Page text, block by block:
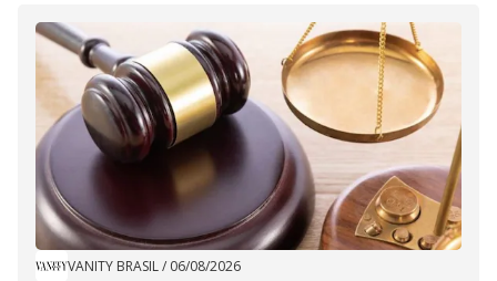
VANITY BRASIL/ 06/08/2026